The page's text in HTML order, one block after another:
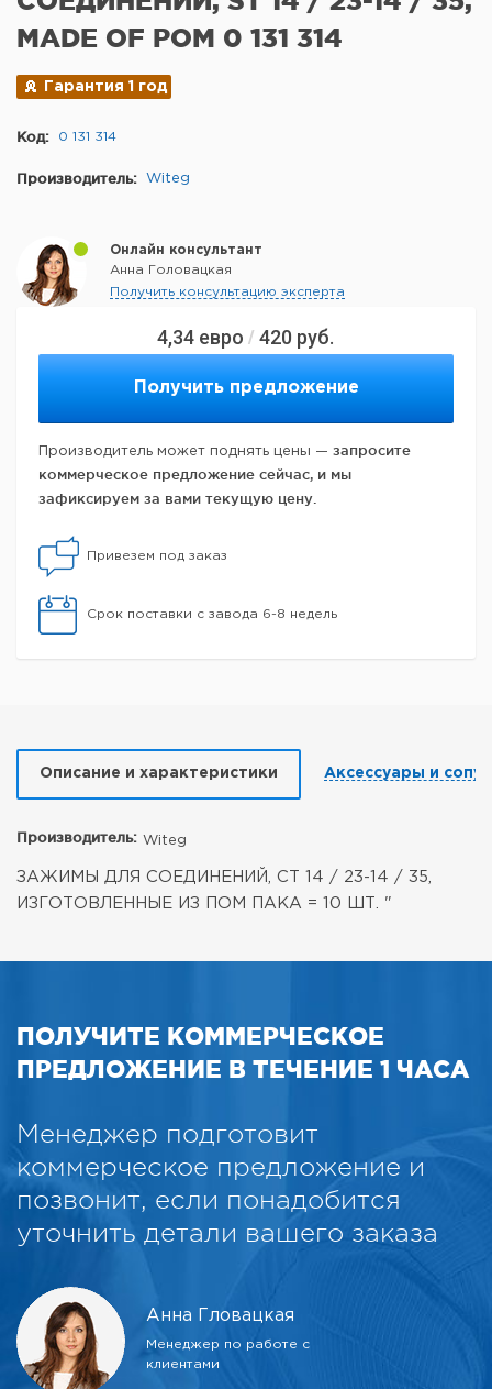
4,34 евро / 420 руб.
Получить предложение
Производитель может поднять цены — запросите
коммерческое предложение сейчас, и мы
зафиксируем за вами текущую цену.
Привезем под заказ
Срок поставки с завода 6-8 недель
MADE OF POM 0 131 314
Гарантия 1 год
Код: 0 131 314
Производитель: Witeg
Онлайн консультант
Анна Головацкая
Получить консультацию эксперта
Описание и характеристики Аксессуары и
Производитель: Witeg
ЗАЖИМЫ ДЛЯ СОЕДИНЕНИЙ, СТ 14 / 23-14 / 35,
ИЗГОТОВЛЕННЫЕ ИЗ ПОМ ПАКА = 10 ШТ. "
ПОЛУЧИТЕ КОММЕРЧЕСКОЕ
ПРЕДЛОЖЕНИЕ В ТЕЧЕНИЕ 1 ЧАСА
Менеджер подготовит
коммерческое предложение и
позвонит, если понадобится
уточнить детали вашего заказа
Анна Гловацкая
Менеджер по работе с
клиентами